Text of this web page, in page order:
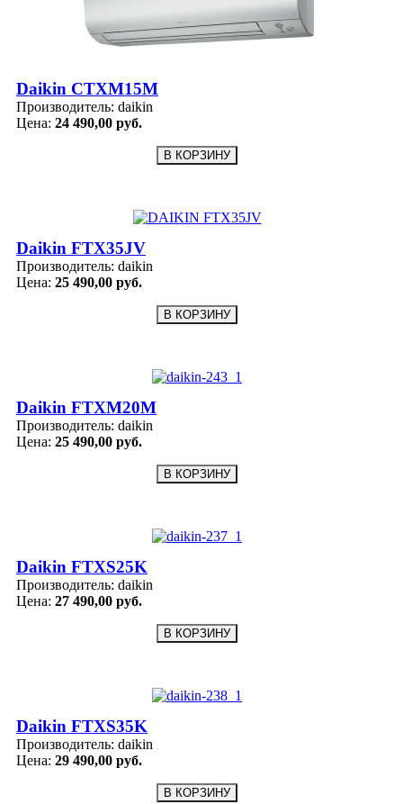
Daikin CTXM15M
Производитель: daikin
Цена: 24 490,00 руб.
Daikin FTX35JV
Производитель: daikin
Цена: 25 490,00 руб.
Daikin FTXM20M
Производитель: daikin
Цена: 25 490,00 руб.
Daikin FTXS25K
Производитель: daikin
Цена: 27 490,00 руб.
Daikin FTXS35K
Производитель: daikin
Цена: 29 490,00 руб.